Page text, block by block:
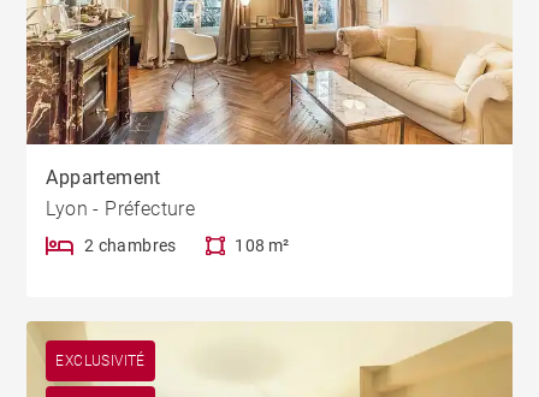
Appartement
Lyon - Préfecture
2 chambres 108 m²
EXCLUSIVITÉ